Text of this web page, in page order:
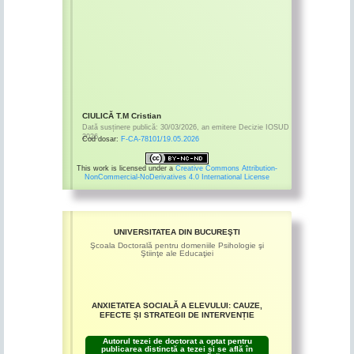
CIULICĂ T.M Cristian
Dată susținere publică: 30/03/2026, an emitere Decizie IOSUD
2026
Cod dosar: F-CA-78101/19.05.2026
This work is licensed under a Creative Commons Attribution-
NonCommercial-NoDerivatives 4.0 International License
UNIVERSITATEA DIN BUCUREŞTI
Şcoala Doctorală pentru domeniile Psihologie şi
Ştiinţe ale Educaţiei
ANXIETATEA SOCIALĂ A ELEVULUI: CAUZE,
EFECTE ȘI STRATEGII DE INTERVENȚIE
Autorul tezei de doctorat a optat pentru
publicarea distinctă a tezei și se află în